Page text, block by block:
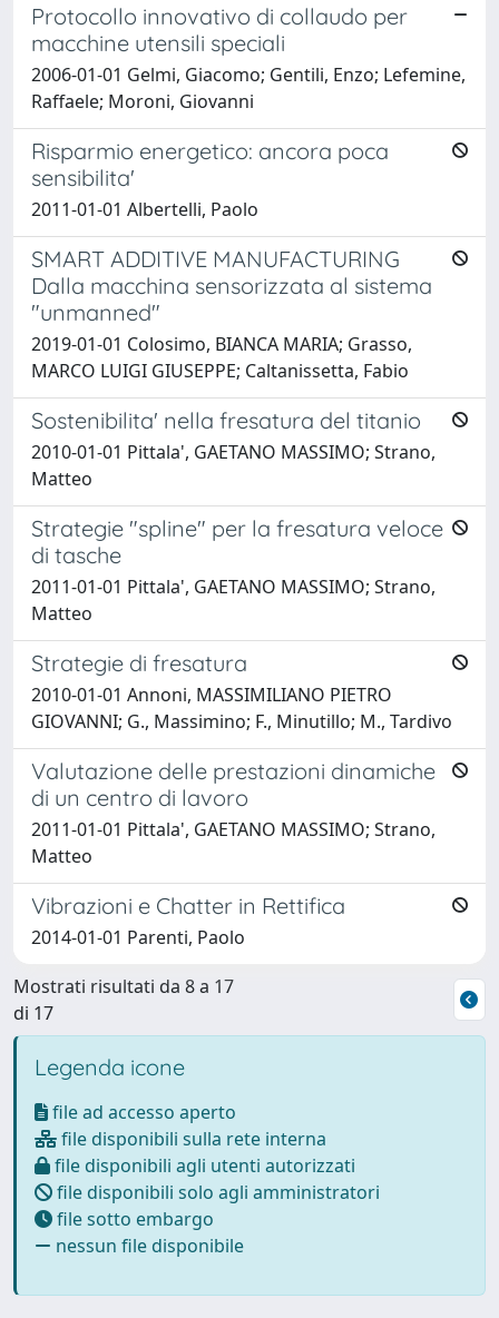
Protocollo innovativo di collaudo per
macchine utensili speciali
2006-01-01 Gelmi, Giacomo; Gentili, Enzo; Lefemine,
Raffaele; Moroni, Giovanni
Risparmio energetico: ancora poca
sensibilita'
2011-01-01 Albertelli, Paolo
SMART ADDITIVE MANUFACTURING
Dalla macchina sensorizzata al sistema
"unmanned"
2019-01-01 Colosimo, BIANCA MARIA; Grasso,
MARCO LUIGI GIUSEPPE; Caltanissetta, Fabio
Sostenibilita' nella fresatura del titanio
2010-01-01 Pittala', GAETANO MASSIMO; Strano,
Matteo
Strategie "spline" per la fresatura veloce
di tasche
2011-01-01 Pittala', GAETANO MASSIMO; Strano,
Matteo
Strategie di fresatura
2010-01-01 Annoni, MASSIMILIANO PIETRO
GIOVANNI; G., Massimino; F., Minutillo; M., Tardivo
Valutazione delle prestazioni dinamiche
di un centro di lavoro
2011-01-01 Pittala', GAETANO MASSIMO; Strano,
Matteo
Vibrazioni e Chatter in Rettifica
2014-01-01 Parenti, Paolo
Mostrati risultati da 8 a 17
di 17
Legenda icone
file ad accesso aperto
file disponibili sulla rete interna
file disponibili agli utenti autorizzati
file disponibili solo agli amministratori
file sotto embargo
nessun file disponibile